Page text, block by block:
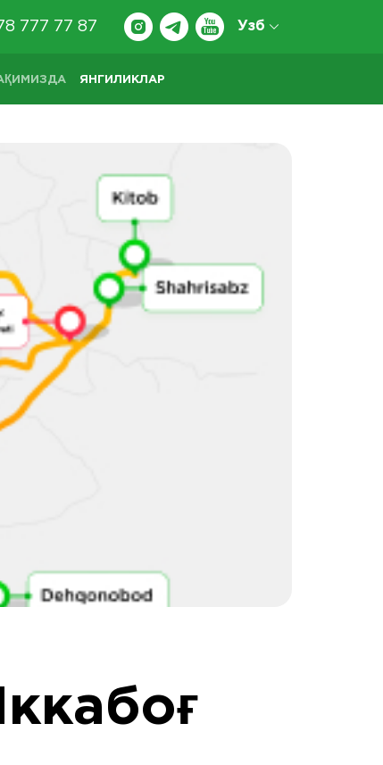
777 77 87 Узб
ЯНГИЛИКЛАР